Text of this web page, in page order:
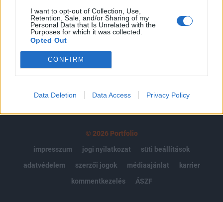
I want to opt-out of Collection, Use,
Retention, Sale, and/or Sharing of my
Personal Data that Is Unrelated with the
Purposes for which it was collected.
Opted Out
CONFIRM
Data Deletion Data Access Privacy Policy
Előfizetés
MÁR ELŐFIZETŐNK VAGY?
© 2026 Portfolio
impresszum
jogi nyilatkozat
süti beállítások
adatvédelem
szerzői jogok médiaajánlat
karrier
kommentkezelés
ÁSZF